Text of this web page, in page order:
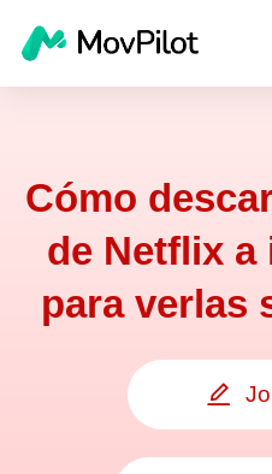
Cómo
de Netflix a
para verlas